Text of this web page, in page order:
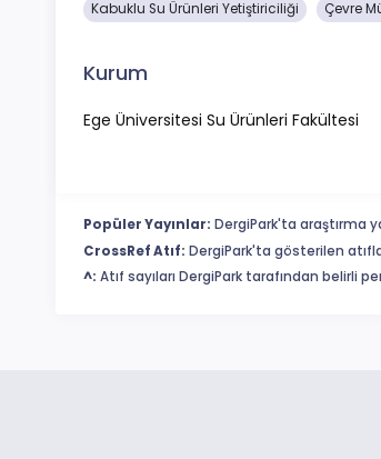
Kabuklu Su Ürünleri Yetiştiriciliği Çevre
Kurum
Ege Üniversitesi Su Ürünleri Fakültesi
Popüler Yayınlar: DergiPark'ta araştırma
CrossRef Atıf: DergiPark'ta gösterilen
^: Atıf sayıları DergiPark tarafından belirli